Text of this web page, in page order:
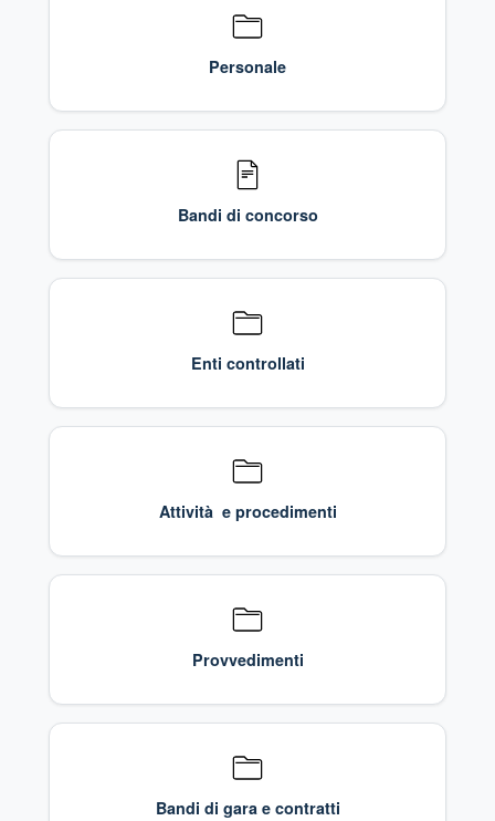
Personale
Bandi di concorso
Enti controllati
Attività e procedimenti
Provvedimenti
Bandi di gara e contratti